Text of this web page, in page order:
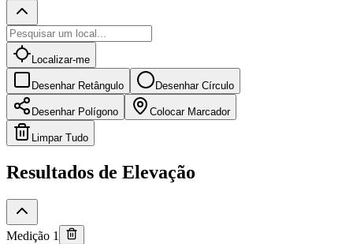
Localizar-me
Desenhar Retângulo Desenhar Círculo
Desenhar Polígono Colocar Marcador
Limpar Tudo
Resultados de Elevação
Medição 1